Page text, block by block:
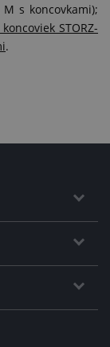
s koncovkami);
STORZ-
.